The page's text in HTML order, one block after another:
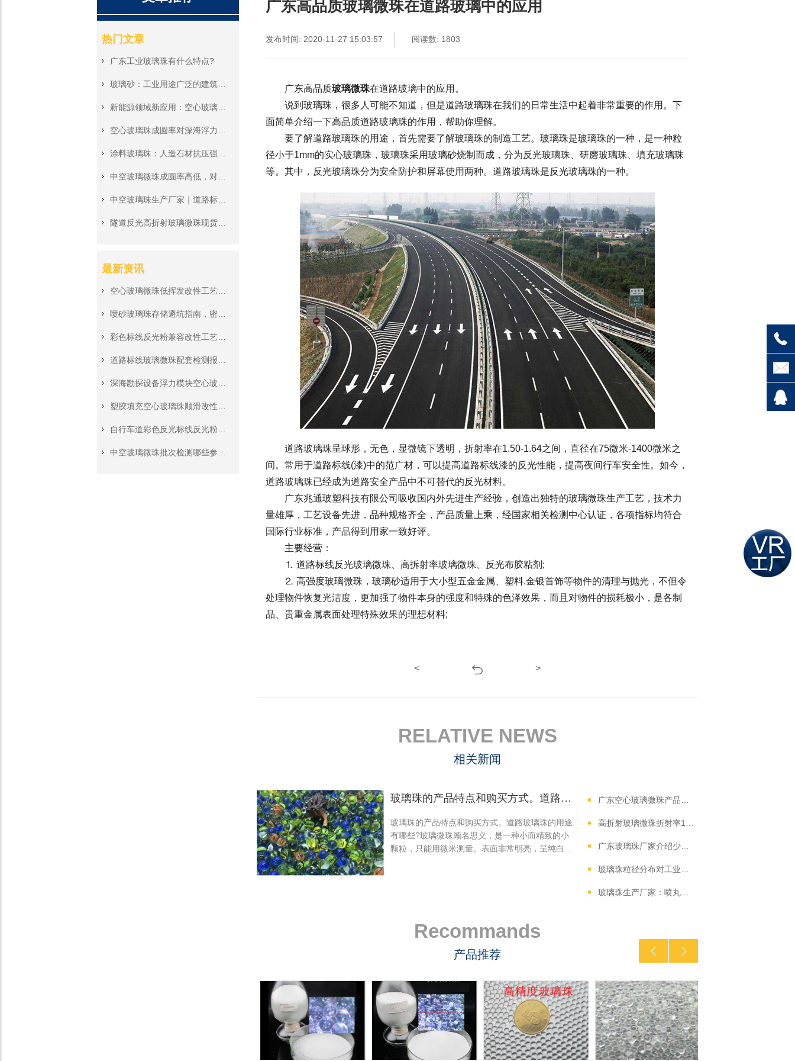
热门文章
广东工业玻璃珠有什么特点?
玻璃砂：工业用途广泛的建筑材料新宠
新能源领域新应用：空心玻璃微珠在光伏组件封装中的潜力
中空玻璃微珠成圆率高低，对深海浮力应用有何影响？
中空玻璃珠生产厂家｜道路标线反光材料的耐候性密码：如何通过认证测试？
隧道反光高折射玻璃微珠现货储备，地下隧道应急标识改造施工原料
最新资讯
空心玻璃微珠低挥发改性工艺，高温注塑成型无气泡无分解异味
喷砂玻璃珠存储避坑指南，密封防潮存放杜绝受潮结块影响加工
彩色标线反光粉兼容改性工艺，搭配各色热熔涂料不遮盖反光
自行车道彩色反光标线反光粉，非机动车道夜间警示施工原料
广东高品质玻璃微珠在道路玻璃中的应用
发布时间: 2020-11-27 15:03:57 阅读数: 1803
广东高品质玻璃微珠在道路玻璃中的应用。
说到玻璃珠，很多人可能不知道，但是道路玻璃珠在我们的日常生活中起着非常重要的作用。下
面简单介绍一下高品质道路玻璃珠的作用，帮助你理解。
要了解道路玻璃珠的用途，首先需要了解玻璃珠的制造工艺。玻璃珠是玻璃珠的一种，是一种粒
径小于1mm的实心玻璃珠，玻璃珠采用玻璃砂烧制而成，分为反光玻璃珠、研磨玻璃珠、填充玻璃珠
等。其中，反光玻璃珠分为安全防护和屏幕使用两种。道路玻璃珠是反光玻璃珠的一种。
道路玻璃珠呈球形，无色，显微镜下透明，折射率在1.50-1.64之间，直径在75微米-1400微米之
间。常用于道路标线(漆)中的范广材，可以提高道路标线漆的反光性能，提高夜间行车安全性。如今，
道路玻璃珠已经成为道路安全产品中不可替代的反光材料。
广东兆通玻塑科技有限公司吸收国内外先进生产经验，创造出独特的玻璃微珠生产工艺，技术力
量雄厚，工艺设备先进，品种规格齐全，产品质量上乘，经国家相关检测中心认证，各项指标均符合
国际行业标准，产品得到用家一致好评。
主要经营：
⒈ 道路标线反光玻璃微珠、高拆射率玻璃微珠、反光布胶粘剂;
⒉ 高强度玻璃微珠，玻璃砂适用于大小型五金金属、塑料.金银首饰等物件的清理与抛光，不但令
处理物件恢复光洁度，更加强了物件本身的强度和特殊的色泽效果，而且对物件的损耗极小，是各制
品、贵重金属表面处理特殊效果的理想材料;
< >
RELATIVE NEWS
相关新闻
玻璃珠的产品特点和购买方式。道路玻璃珠的用途有哪些?
玻璃珠的产品特点和购买方式。道路玻璃珠的用途
有哪些?玻璃微珠顾名思义，是一种小而精致的小
颗粒，只能用微米测量。表面非常明亮，呈纯白
Recommands
产品推荐